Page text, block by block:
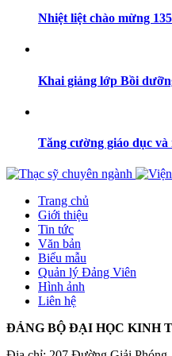
Nhiệt liệt chào mừng
Khai giảng lớp Bồi
Tăng cường giáo dục
Trang chủ
Giới thiệu
Tin tức
Văn bản
Biểu mẫu
Quản lý Đảng Viên
Hình ảnh
Liên hệ
ĐẢNG BỘ ĐẠI HỌC KINH